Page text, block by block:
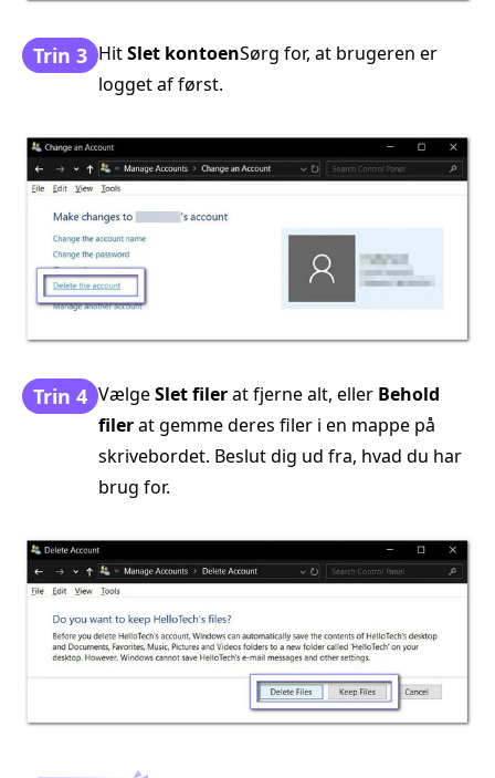
Trin 3 HitSlet kontoenSørg for, at brugeren er
logget af først.
Trin 4 VælgeSlet filerat fjerne alt, eller Behold
filerat gemme deres filer i en mappe på
skrivebordet. Beslut dig ud fra, hvad du har
brug for.